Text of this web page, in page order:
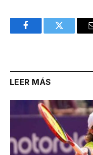
FacebookTwitter
LEER MÁS